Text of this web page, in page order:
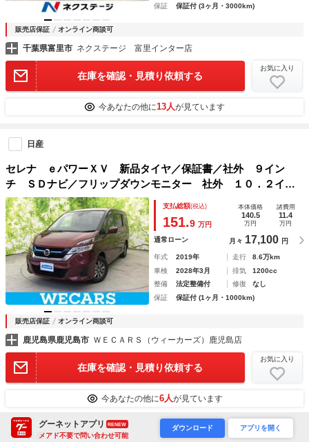
保証
保証付 (3ヶ月・3000km)
販売店保証 オンライン商談可
千葉県富里市 ネクステージ 富里インター店
在庫を確認・見積り依頼する
お気に入り
今あなたの他に13人が見ています
日産
セレナ ｅパワーＸＶ 新品タイヤ／保証書／社外 ９イン
チ ＳＤナビ／フリップダウンモニター 社外 １０．２イン
チ／エマージェンシーブレーキ／両側電動スライドドア／アラ
ウンドビューモニター／車線逸脱防止支援システム
支払総額(税込)
151.9 万円
本体価格
140.5
万円
諸費用
11.4
万円
通常ローン 月々 17,100 円
年式 2019年 走行
8.6万km
車検
2028年3月 排気
1200cc
整備
法定整備付 修復
なし
保証
保証付 (1ヶ月・1000km)
販売店保証 オンライン商談可
鹿児島県鹿児島市 ＷＥＣＡＲＳ（ウィーカーズ）鹿児島店
在庫を確認・見積り依頼する
お気に入り
今あなたの他に6人が見ています
日産
グーネットアプリ RENEW
メアド不要で問い合わせ可能
ダウンロード アプリを開く